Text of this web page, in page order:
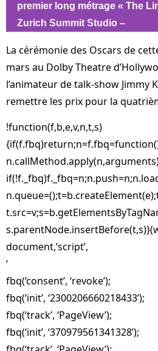
premier long métrage « The
Zurich Summit Studio –
La cérémonie des Oscars de
mars au Dolby Theatre
l’animateur de talk-show Jimmy
remettre les prix pour la
!function(f,b,e,v,n,t,s)
document,’script’,
‘
fbq(‘consent’, ‘revoke’);
fbq(‘init’, ‘2300206660218433’);
fbq(‘track’, ‘PageView’);
fbq(‘init’, ‘370979561341328’);